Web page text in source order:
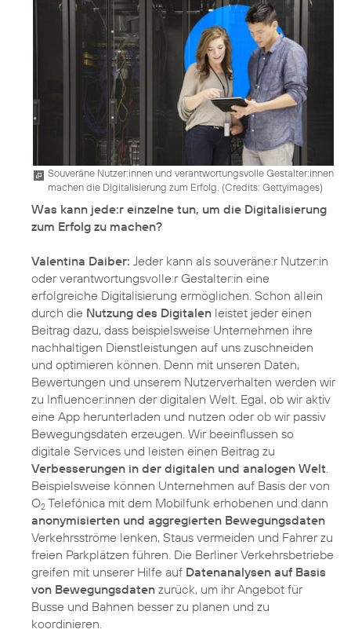
Souveräne Nutzer:innen und verantwortungsvolle Gestalter:innen
machen die Digitalisierung zum Erfolg. (Credits: Gettyimages)
Was kann jede:r einzelne tun, um die Digitalisierung
zum Erfolg zu machen?
Valentina Daiber: Jeder kann als souveräne:r Nutzer:in
oder verantwortungsvolle:r Gestalter:in eine
erfolgreiche Digitalisierung ermöglichen. Schon allein
durch die Nutzung des Digitalen leistet jeder einen
Beitrag dazu, dass beispielsweise Unternehmen ihre
nachhaltigen Dienstleistungen auf uns zuschneiden
und optimieren können. Denn mit unseren Daten,
Bewertungen und unserem Nutzerverhalten werden wir
zu Influencer:innen der digitalen Welt. Egal, ob wir aktiv
eine App herunterladen und nutzen oder ob wir passiv
Bewegungsdaten erzeugen. Wir beeinflussen so
digitale Services und leisten einen Beitrag zu
Verbesserungen in der digitalen und analogen Welt.
Beispielsweise können Unternehmen auf Basis der von
O2 Telefónica mit dem Mobilfunk erhobenen und dann
anonymisierten und aggregierten Bewegungsdaten
Verkehrsströme lenken, Staus vermeiden und Fahrer zu
freien Parkplätzen führen. Die Berliner Verkehrsbetriebe
greifen mit unserer Hilfe auf Datenanalysen auf Basis
von Bewegungsdaten zurück, um ihr Angebot für
Busse und Bahnen besser zu planen und zu
koordinieren.